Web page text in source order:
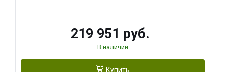
219 951 руб.
В наличии
Купить